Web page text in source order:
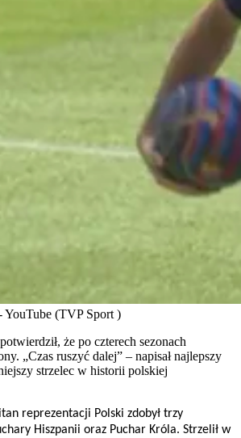
YouTube (TVP Sport )
że po czterech sezonach
„Czas ruszyć dalej” – napisał najlepszy
strzelec w historii polskiej
reprezentacji Polski zdobył trzy
Hiszpanii oraz Puchar Króla. Strzelił w